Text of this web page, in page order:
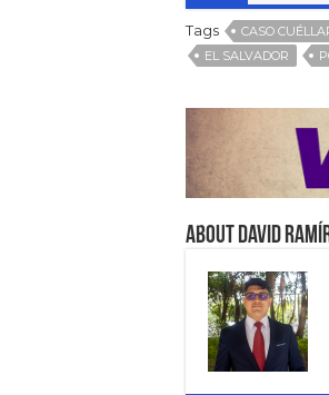
Tags CASO
EL SALVADOR
About David